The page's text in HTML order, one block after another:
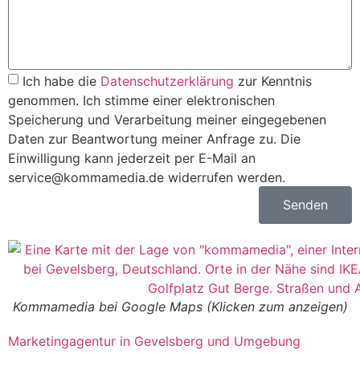
Ich habe die Datenschutzerklärung zur Kenntnis
genommen. Ich stimme einer elektronischen
Speicherung und Verarbeitung meiner eingegebenen
Daten zur Beantwortung meiner Anfrage zu. Die
Einwilligung kann jederzeit per E-Mail an
service@kommamedia.de widerrufen werden.
Senden
Kommamedia bei Google Maps (Klicken zum anzeigen)
Marketingagentur in Gevelsberg und Umgebung